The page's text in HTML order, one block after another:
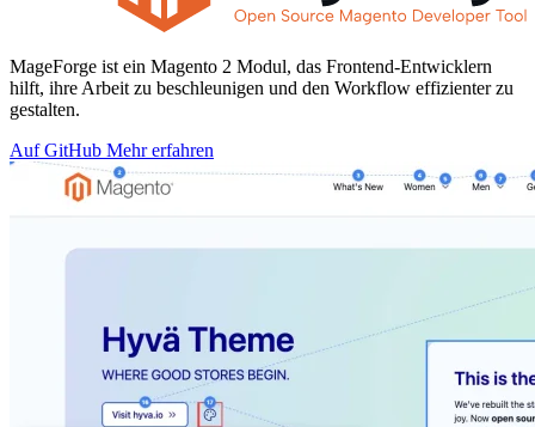
MageForge ist ein Magento 2 Modul, das Frontend-Entwicklern
hilft, ihre Arbeit zu beschleunigen und den Workflow effizienter zu
gestalten.
Auf GitHub Mehr erfahren